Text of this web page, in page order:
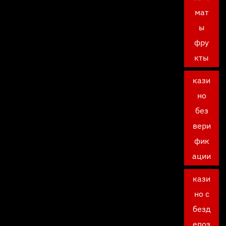
мат
ы
фру
кты
кази
но
без
вери
фик
ации
кази
но с
безд
епоз